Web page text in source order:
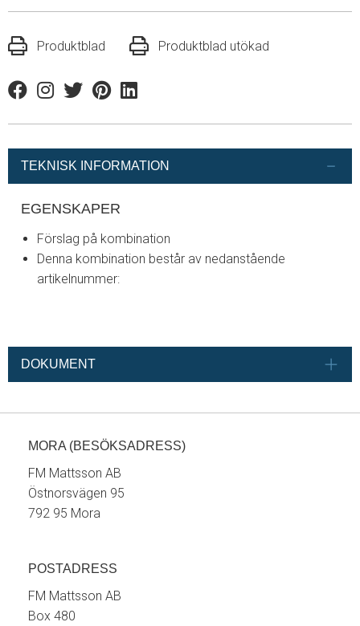
Produktblad Produktblad utökad
FacebookInstagram
TwitterPinterestLinkedin
TEKNISK INFORMATION
EGENSKAPER
Förslag på kombination
Denna kombination består av nedanstående
artikelnummer:
DOKUMENT
MORA (BESÖKSADRESS)
FM Mattsson AB
Östnorsvägen 95
792 95 Mora
POSTADRESS
FM Mattsson AB
Box 480